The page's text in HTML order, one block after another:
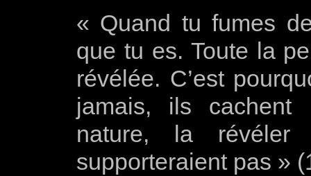
« Quand tu fumes
que tu es. Toute la
révélée. C’est
jamais, ils cachent
nature, la
supporteraient pas »